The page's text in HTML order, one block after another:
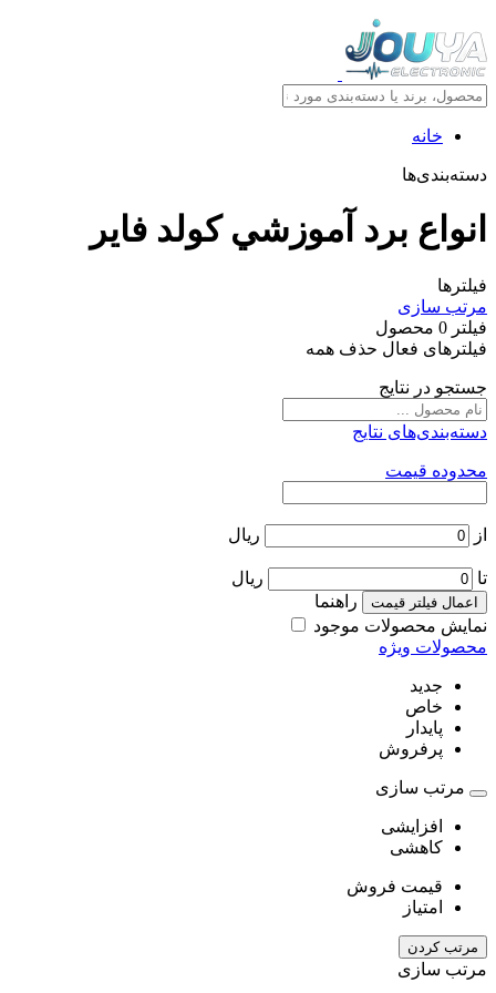
خانه
دسته‌بندی‌ها
انواع برد آموزشي کولد فایر
فیلترها
مرتب سازی
فیلتر 0 محصول
فیلترهای فعال حذف همه
جستجو در نتایج
دسته‌بندی‌های نتایج
محدوده قیمت
از ریال
تا ریال
اعمال فیلتر قیمت
راهنما
نمایش محصولات موجود
محصولات ویژه
جدید
خاص
پایدار
پرفروش
مرتب سازی
افزایشی
کاهشی
قیمت فروش
امتیاز
مرتب کردن
مرتب سازی